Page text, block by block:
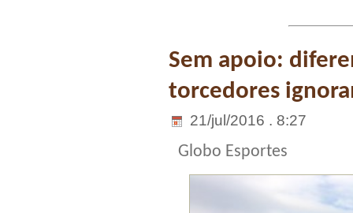
Sem apoio:
torcedores
21/jul/2016 . 8:27
Globo Esportes